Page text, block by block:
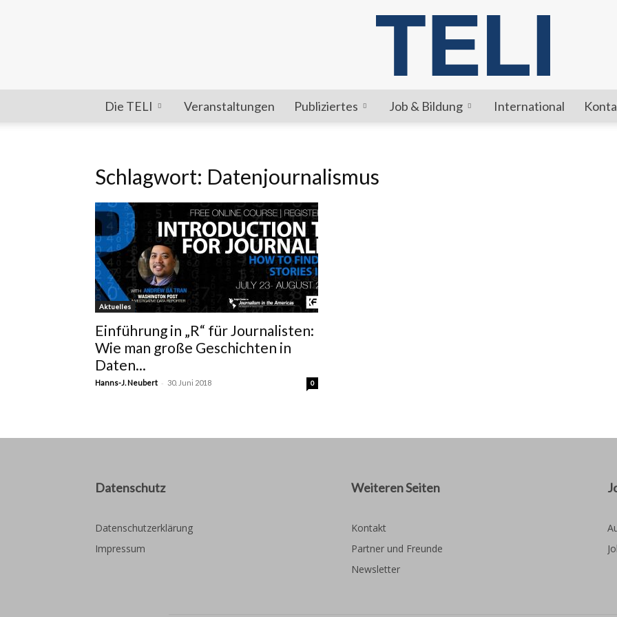
Die TELI Veranstaltungen Publiziertes Job & Bildung International
Schlagwort: Datenjournalismus
Aktuelles
Einführung in „R“ für Journalisten:
Wie man große Geschichten in
Daten...
Hanns-J. Neubert - 30. Juni 2018 0
Datenschutz
Datenschutzerklärung
Impressum
Weiteren Seiten
Kontakt
Partner und Freunde
Newsletter